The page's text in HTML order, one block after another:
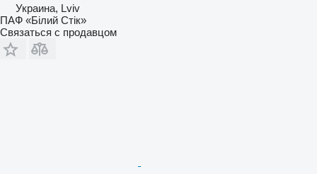
Украина, Lviv
ПАФ «Білий Стік»
Связаться с продавцом